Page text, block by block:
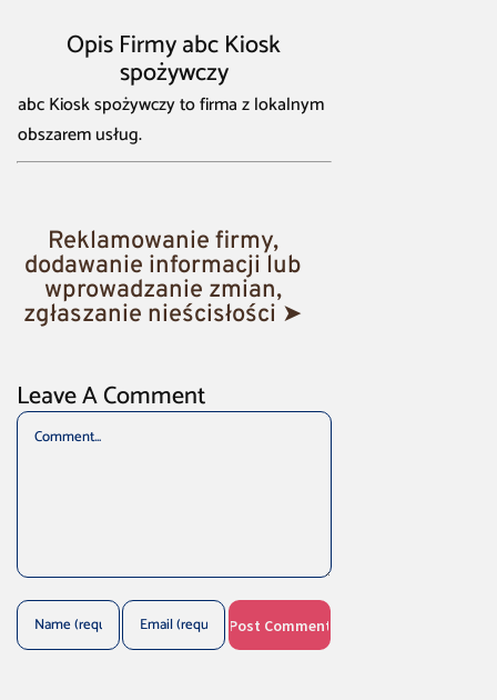
Opis Firmy abc Kiosk
spożywczy
abc Kiosk spożywczy to firma z lokalnym
obszarem usług.
Reklamowanie firmy,
dodawanie informacji lub
wprowadzanie zmian,
zgłaszanie nieścisłości ➤
Leave A Comment
Comment